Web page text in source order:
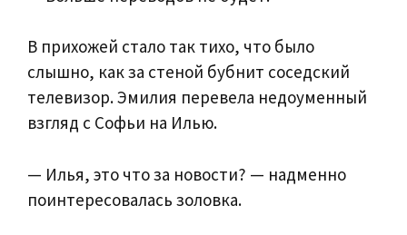
В прихожей стало так тихо, что было
слышно, как за стеной бубнит соседский
телевизор. Эмилия перевела недоуменный
взгляд с Софьи на Илью.
— Илья, это что за новости? — надменно
поинтересовалась золовка.